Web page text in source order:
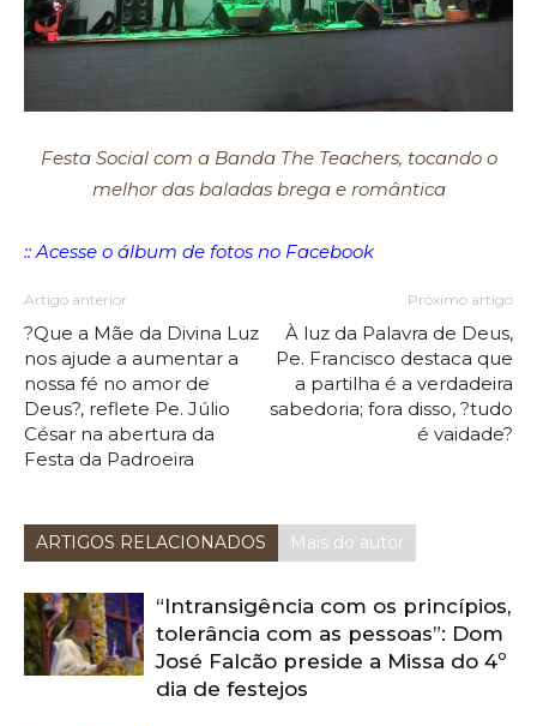
Festa Social com a Banda The Teachers, tocando o
melhor das baladas brega e romântica
:: Acesse o álbum de fotos no Facebook
Artigo anterior
?Que a Mãe da Divina Luz
nos ajude a aumentar a
nossa fé no amor de
Deus?, reflete Pe. Júlio
César na abertura da
Festa da Padroeira
Próximo artigo
À luz da Palavra de Deus,
Pe. Francisco destaca que
a partilha é a verdadeira
sabedoria; fora disso, ?tudo
é vaidade?
ARTIGOS RELACIONADOS Mais do autor
“Intransigência com os princípios,
tolerância com as pessoas”: Dom
José Falcão preside a Missa do 4º
dia de festejos